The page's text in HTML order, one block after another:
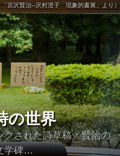
宮沢賢治─沢村澄子 現象的書展」より）
の世界
クされた詩草稿／賢治の
学碑…